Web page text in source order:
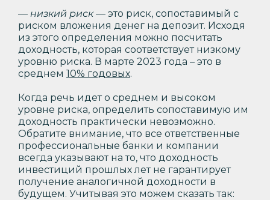
— низкий риск— это риск, сопоставимый с
риском вложения денег на депозит. Исходя
из этого определения можно посчитать
доходность, которая соответствует низкому
уровню риска. В марте 2023 года – это в
среднем 10% годовых.
Когда речь идет о среднем и высоком
уровне риска, определить сопоставимую им
доходность практически невозможно.
Обратите внимание, что все ответственные
профессиональные банки и компании
всегда указывают на то, что доходность
инвестиций прошлых лет не гарантирует
получение аналогичной доходности в
будущем. Учитывая это можем сказать так: